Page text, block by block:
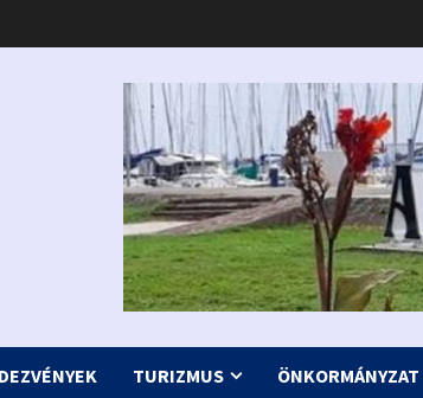
TURIZMUS ÖNKORMÁNYZAT